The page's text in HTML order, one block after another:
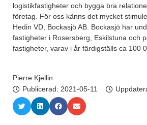
logistikfastigheter och bygga bra
företag. För oss känns det mycket
Hedin VD, Bockasjö AB. Bockasjö har
fastigheter i Rosersberg, Eskilstuna och
fastigheter, varav i år färdigställs ca 100
Pierre Kjellin
Publicerad: 2021-05-11